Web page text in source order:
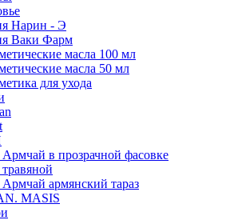
Нарин - Э
Ваки Фарм
масла 100 мл
масла 50 мл
для ухода
в прозрачной фасовке
армянский тараз
MASIS